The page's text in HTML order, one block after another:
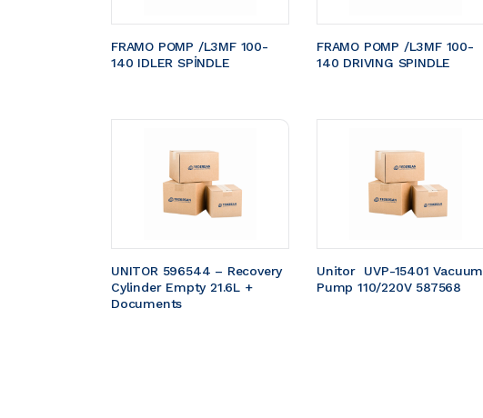
FRAMO POMP /L3MF 100-
140 IDLER SPİNDLE
FRAMO POMP /L3MF 100-
140 DRIVING SPINDLE
UNITOR 596544 – Recovery
Cylinder Empty 21.6L +
Documents
Unitor  UVP-15401 Vacuum
Pump 110/220V 587568